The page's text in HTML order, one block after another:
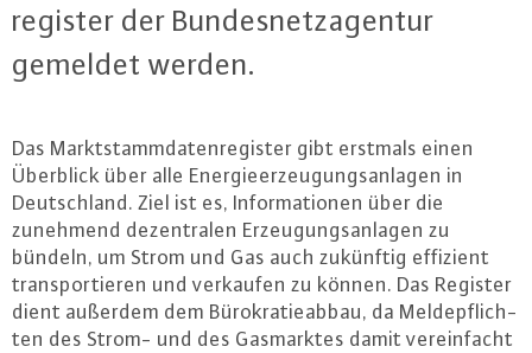
re­gis­ter der Bun­des­netz­agen­tur
gemeldet werden.
Das Markt­stamm­da­ten­re­gis­ter gibt erstmals einen
Überblick über alle En­er­gie­er­zeu­gungs­an­la­gen in
Deutsch­land. Ziel ist es, In­for­ma­tio­nen über die
zunehmend de­zen­tra­len Er­zeu­gungs­an­la­gen zu
bündeln, um Strom und Gas auch zukünftig effizient
trans­por­tie­ren und verkaufen zu können. Das Register
dient außerdem dem Bü­ro­kra­tie­ab­bau, da Mel­de­pflich­
ten des Strom- und des Gas­mark­tes damit ver­ein­facht